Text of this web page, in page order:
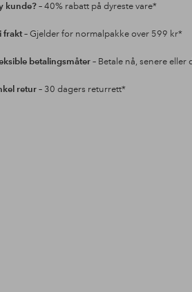
kunde?– 40% rabatt på dyreste vare*
frakt– Gjelder for normalpakke over 599 kr*
betalingsmåter– Betale nå, senere eller
retur– 30 dagers returrett*